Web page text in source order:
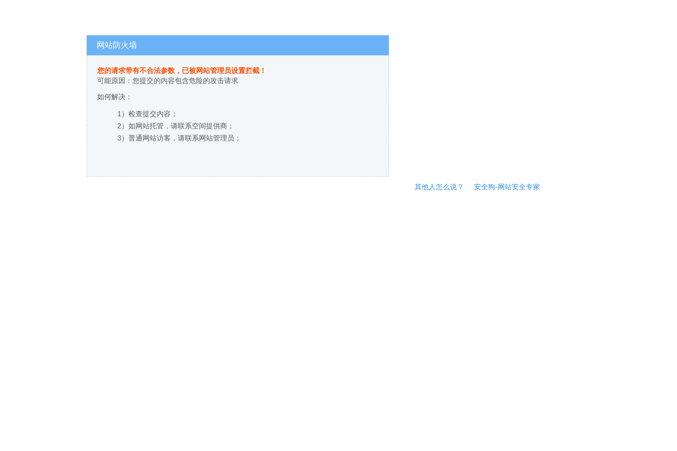
网站防火墙
您的请求带有不合法参数，已被网站管理员设置拦截！
可能原因：您提交的内容包含危险的攻击请求
如何解决：
1）检查提交内容；
2）如网站托管，请联系空间提供商；
3）普通网站访客，请联系网站管理员；
其他人怎么说？ 安全狗-网站安全专家